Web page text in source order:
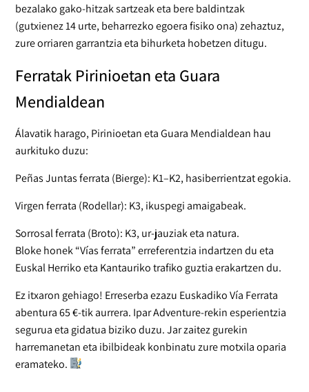
bezalako gako-hitzak sartzeak eta bere baldintzak
(gutxienez 14 urte, beharrezko egoera fisiko ona) zehaztuz,
zure orriaren garrantzia eta bihurketa hobetzen ditugu.
Ferratak Pirinioetan eta Guara
Mendialdean
Álavatik harago, Pirinioetan eta Guara Mendialdean hau
aurkituko duzu:
Peñas Juntas ferrata (Bierge): K1–K2, hasiberrientzat egokia.
Virgen ferrata (Rodellar): K3, ikuspegi amaigabeak.
Sorrosal ferrata (Broto): K3, ur-jauziak eta natura.
Bloke honek “Vías ferrata” erreferentzia indartzen du eta
Euskal Herriko eta Kantauriko trafiko guztia erakartzen du.
Ez itxaron gehiago! Erreserba ezazu Euskadiko Vía Ferrata
abentura 65 €-tik aurrera. Ipar Adventure-rekin esperientzia
segurua eta gidatua biziko duzu. Jar zaitez gurekin
harremanetan eta ibilbideak konbinatu zure motxila oparia
eramateko.